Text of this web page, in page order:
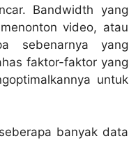
Bandwidth yang
video, atau
sebenarnya yang
faktor-faktor yang
untuk
banyak data